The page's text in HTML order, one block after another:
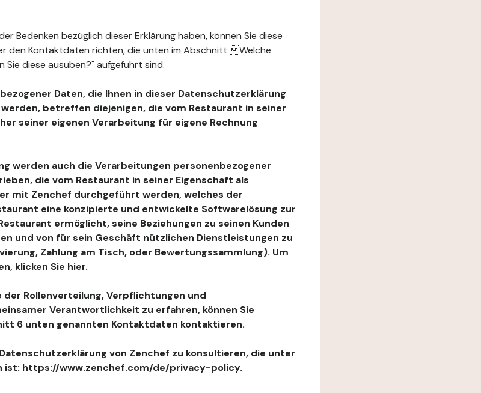
Bedenken bezüglich dieser Erklärung haben, können Sie diese
den Kontaktdaten richten, die unten im Abschnitt Welche
Sie diese ausüben?" aufgeführt sind.
Daten, die Ihnen in dieser Datenschutzerklärung
betreffen diejenigen, die vom Restaurant in seiner
seiner eigenen Verarbeitung für eigene Rechnung
werden auch die Verarbeitungen personenbezogener
die vom Restaurant in seiner Eigenschaft als
mit Zenchef durchgeführt werden, welches der
eine konzipierte und entwickelte Softwarelösung zur
ermöglicht, seine Beziehungen zu seinen Kunden
und von für sein Geschäft nützlichen Dienstleistungen zu
Zahlung am Tisch, oder Bewertungssammlung). Um
klicken Sie hier.
der Rollenverteilung, Verpflichtungen und
Verantwortlichkeit zu erfahren, können Sie
6 unten genannten Kontaktdaten kontaktieren.
von Zenchef zu konsultieren, die unter
ist: https://www.zenchef.com/de/privacy-policy.